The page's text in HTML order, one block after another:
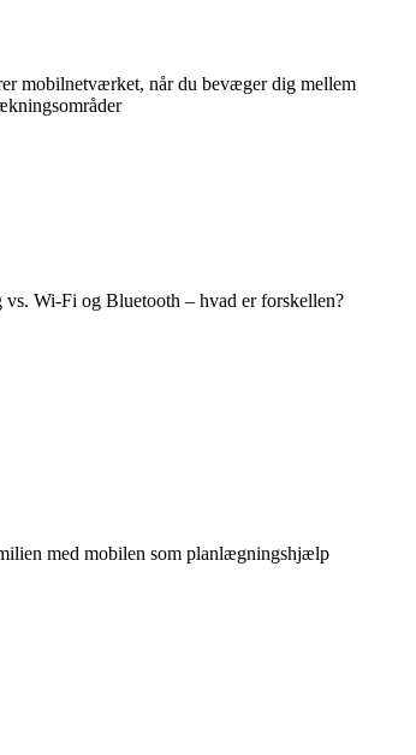
mobilnetværket, når du bevæger dig mellem
Wi-Fi og Bluetooth – hvad er forskellen?
med mobilen som planlægningshjælp